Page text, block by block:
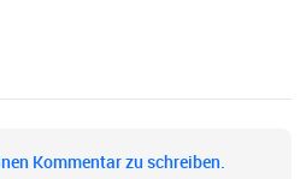
Kommentar zu schreiben.